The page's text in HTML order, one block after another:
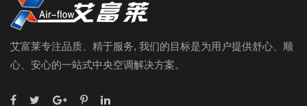
艾富莱专注品质、精于服务, 我们的目标是为用户提供舒心、顺
心、安心的一站式中央空调解决方案。